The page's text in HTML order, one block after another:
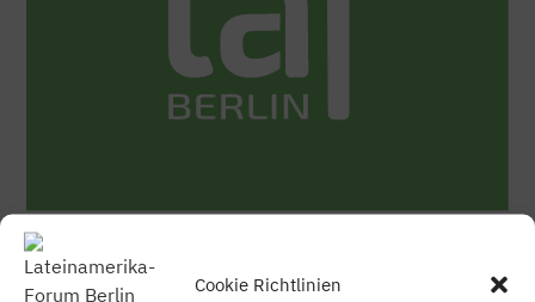
Cookie Richtlinien
ERHELLENDES ZU BERLINER
STÄDTEPARTNERSCHAFTEN MIT
LATEINAMERIKA